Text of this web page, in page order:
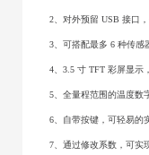
2、对外预留 USB 接口
3、可搭配最多 6 种传感
4、3.5 寸 TFT 彩屏显示
5、全量程范围的温度数
6、自带按键，可轻易的
7、通过修改系数，可实